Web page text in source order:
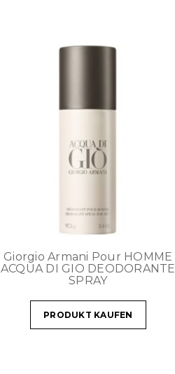
Giorgio Armani Pour HOMME
ACQUA DI GIO DEODORANTE
SPRAY
PRODUKT KAUFEN